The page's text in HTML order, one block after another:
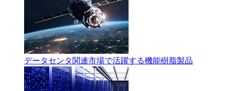
データセンタ関連市場で活躍する機能樹脂製品